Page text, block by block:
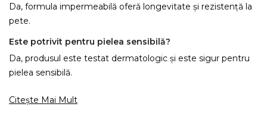
Da, formula impermeabilă oferă longevitate și rezistență la
pete.
Este potrivit pentru pielea sensibilă?
Da, produsul este testat dermatologic și este sigur pentru
pielea sensibilă.
Citește Mai Mult